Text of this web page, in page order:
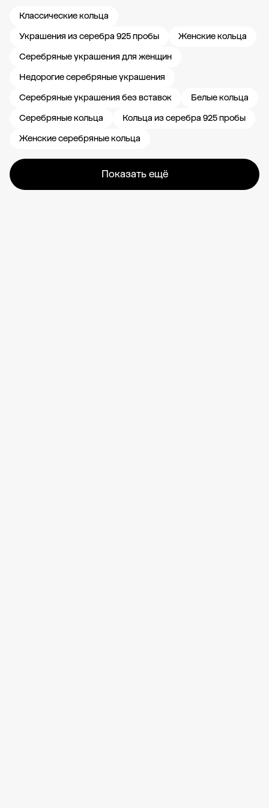
Классические кольца
Украшения из серебра 925 пробы
Женские кольца
Серебряные украшения для женщин
Недорогие серебряные украшения
Серебряные украшения без вставок
Белые кольца
Серебряные кольца
Кольца из серебра 925 пробы
Женские серебряные кольца
Показать ещё